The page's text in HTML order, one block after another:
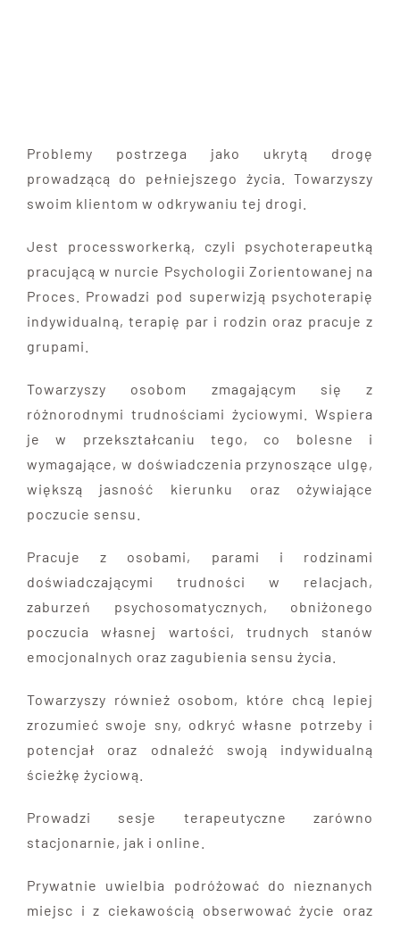
Problemy postrzega jako ukrytą drogę
prowadzącą do pełniejszego życia. Towarzyszy
swoim klientom w odkrywaniu tej drogi.
Jest processworkerką, czyli psychoterapeutką
pracującą w nurcie Psychologii Zorientowanej na
Proces. Prowadzi pod superwizją psychoterapię
indywidualną, terapię par i rodzin oraz pracuje z
grupami.
Towarzyszy osobom zmagającym się z
różnorodnymi trudnościami życiowymi. Wspiera
je w przekształcaniu tego, co bolesne i
wymagające, w doświadczenia przynoszące ulgę,
większą jasność kierunku oraz ożywiające
poczucie sensu.
Pracuje z osobami, parami i rodzinami
doświadczającymi trudności w relacjach,
zaburzeń psychosomatycznych, obniżonego
poczucia własnej wartości, trudnych stanów
emocjonalnych oraz zagubienia sensu życia.
Towarzyszy również osobom, które chcą lepiej
zrozumieć swoje sny, odkryć własne potrzeby i
potencjał oraz odnaleźć swoją indywidualną
ścieżkę życiową.
Prowadzi sesje terapeutyczne zarówno
stacjonarnie, jak i online.
Prywatnie uwielbia podróżować do nieznanych
miejsc i z ciekawością obserwować życie oraz